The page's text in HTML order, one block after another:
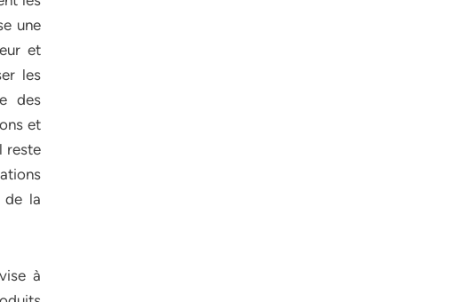
une
et
les
des
et
reste
de la
à